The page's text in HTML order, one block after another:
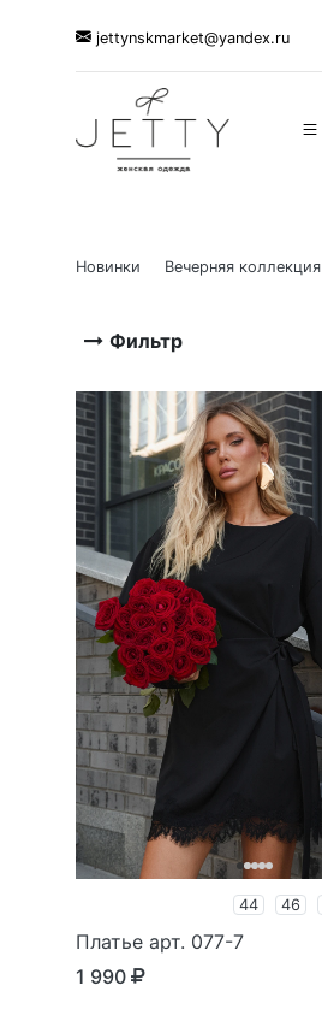
jettynskmarket@yandex.ru
Новинки Вечерняя коллекция
Фильтр
44 46
Платье арт. 077-7
1 990